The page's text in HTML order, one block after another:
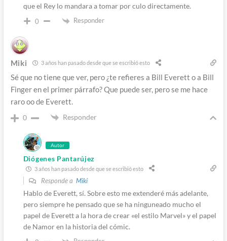
que el Rey lo mandara a tomar por culo directamente.
0 Responder
Miki 3 años han pasado desde que se escribió esto
Sé que no tiene que ver, pero ¿te refieres a Bill Everett o a Bill
Finger en el primer párrafo? Que puede ser, pero se me hace
raro oo de Everett.
0 Responder
Autor
Diógenes Pantarújez
3 años han pasado desde que se escribió esto
Responde a Miki
Hablo de Everett, sí. Sobre esto me extenderé más adelante,
pero siempre he pensado que se ha ninguneado mucho el
papel de Everett a la hora de crear «el estilo Marvel» y el papel
de Namor en la historia del cómic.